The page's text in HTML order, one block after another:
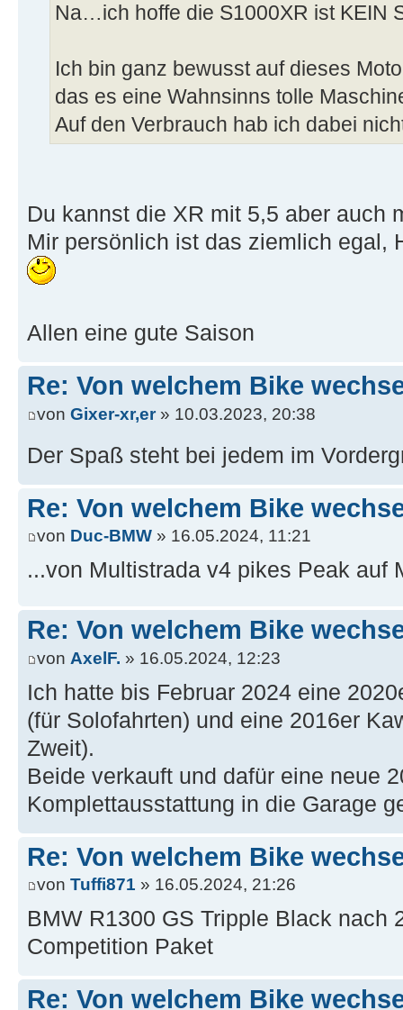
Na…ich hoffe die S1000XR ist KEIN
Ich bin ganz bewusst auf dieses
das es eine Wahnsinns tolle
Auf den Verbrauch hab ich dabei
Du kannst die XR mit 5,5 aber auch
Mir persönlich ist das ziemlich egal,
Allen eine gute Saison
Re: Von welchem Bike
von Gixer-xr,er» 10.03.2023, 20:38
Der Spaß steht bei jedem im
Re: Von welchem Bike
von Duc-BMW » 16.05.2024, 11:21
...von Multistrada v4 pikes Peak auf
Re: Von welchem Bike
von AxelF. » 16.05.2024, 12:23
Ich hatte bis Februar 2024 eine
(für Solofahrten) und eine 2016er
Zweit).
Beide verkauft und dafür eine neue
Komplettausstattung in die Garage
Re: Von welchem Bike
von Tuffi871 » 16.05.2024, 21:26
BMW R1300 GS Tripple Black nach
Competition Paket
Re: Von welchem Bike